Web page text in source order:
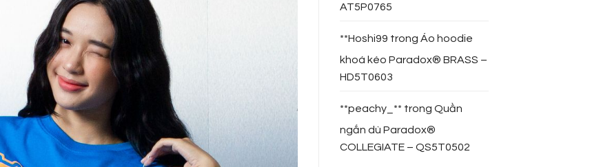
AT5P0765
**Hoshi99 trong Áo hoodie
khoá kéo Paradox® BRASS –
HD5T0603
**peachy_** trong Quần
ngắn dù Paradox®
COLLEGIATE – QS5T0502